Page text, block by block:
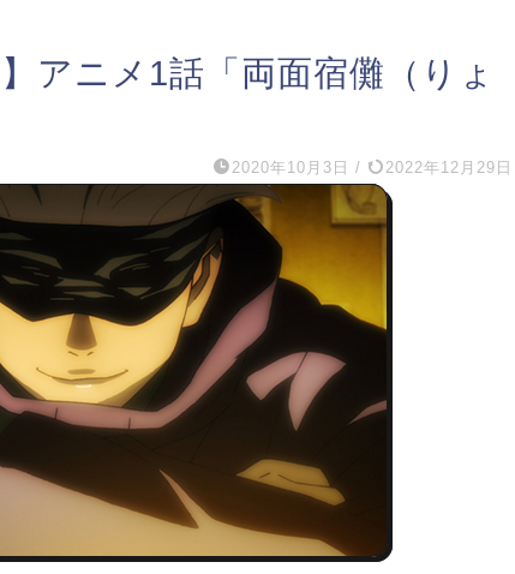
アニメ1話「両面宿儺（りょ
2020年10月3日 / 2022年12月29日